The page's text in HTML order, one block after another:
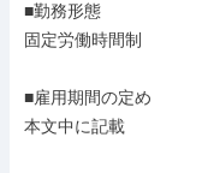
■勤務形態
固定労働時間制
■雇用期間の定め
本文中に記載